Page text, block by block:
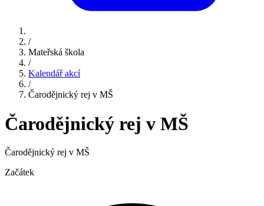
/
Mateřská škola
/
Kalendář akcí
/
Čarodějnický rej v MŠ
Čarodějnický rej v MŠ
Čarodějnický rej v MŠ
Začátek